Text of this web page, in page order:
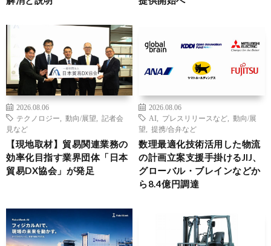
2026.08.06
テクノロジー
動向/展望
記者会
見など
【現地取材】貿易関連業務の
効率化目指す業界団体「日本
貿易DX協会」が発足
2026.08.06
AI
プレスリリースなど
動向/展
望
提携/合弁など
数理最適化技術活用した物流
の計画立案支援手掛けるJIJ、
グローバル・ブレインなどか
ら8.4億円調達